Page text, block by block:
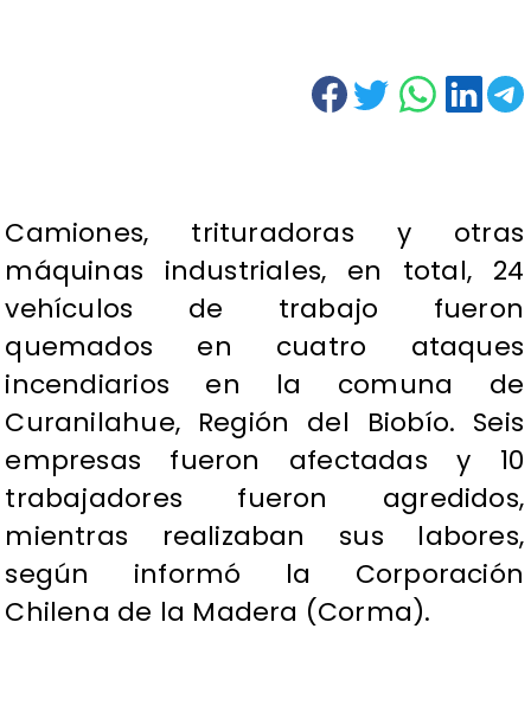
Camiones, trituradoras y otras
máquinas industriales, en total, 24
vehículos de trabajo fueron
quemados en cuatro ataques
incendiarios en la comuna de
Curanilahue, Región del Biobío. Seis
empresas fueron afectadas y 10
trabajadores fueron agredidos,
mientras realizaban sus labores,
según informó la Corporación
Chilena de la Madera (Corma).